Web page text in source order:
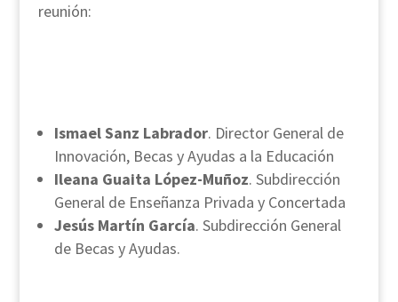
reunión:
Ismael Sanz Labrador. Director General de
Innovación, Becas y Ayudas a la Educación
Ileana Guaita López-Muñoz. Subdirección
General de Enseñanza Privada y Concertada
Jesús Martín García. Subdirección General
de Becas y Ayudas.